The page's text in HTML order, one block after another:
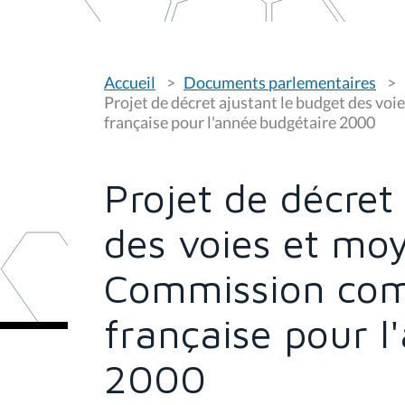
o
u
s
ê
:
Accueil
Documents parlementaires
Projet de décret ajustant le budget des
française pour l'année budgétaire 2000
Projet de
des voies et
Commission
française pour
2000